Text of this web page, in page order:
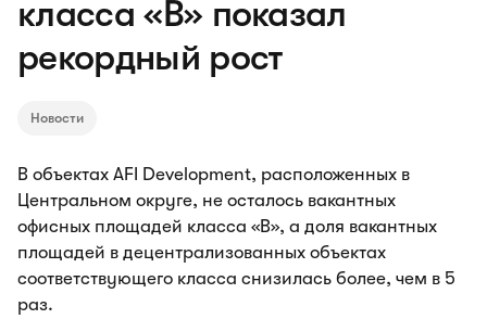
класса «B» показал
рекордный рост
Новости
В объектах AFI Development, расположенных в
Центральном округе, не осталось вакантных
офисных площадей класса «B», а доля вакантных
площадей в децентрализованных объектах
соответствующего класса снизилась более, чем в 5
раз.